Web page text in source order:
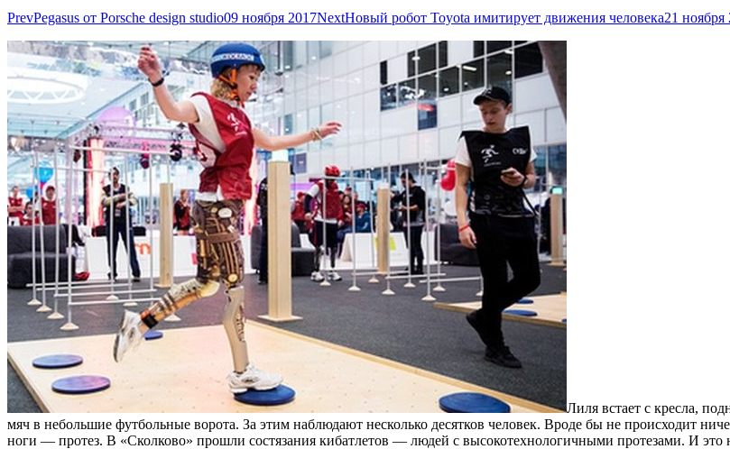
PrevPegasus от Porsche design studio09 ноября 2017NextНовый робот Toyota имитирует движения человека21 ноября
Лиля встает с кресла,
мяч в небольшие футбольные ворота. За этим наблюдают несколько десятков человек. Вроде бы не происходит
ноги — протез. В «Сколково» прошли состязания кибатлетов — людей с высокотехнологичными протезами. И